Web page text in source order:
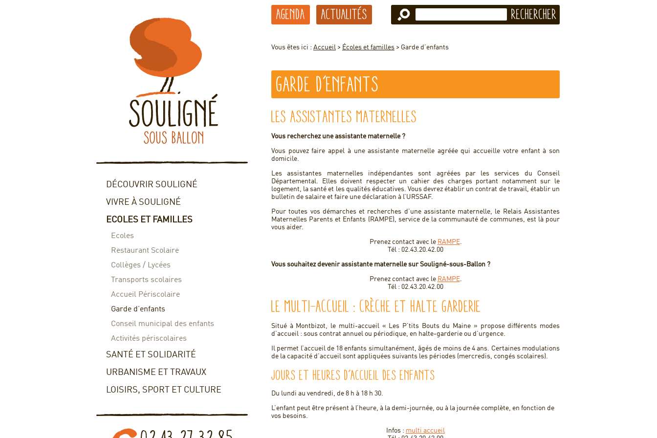
DÉCOUVRIR SOULIGNÉ
VIVRE À SOULIGNÉ
ECOLES ET FAMILLES
Ecoles
Restaurant Scolaire
Collèges / Lycées
Transports scolaires
Accueil Périscolaire
Garde d’enfants
Conseil municipal des enfants
Activités périscolaires
SANTÉ ET SOLIDARITÉ
URBANISME ET TRAVAUX
LOISIRS, SPORT ET CULTURE
Agenda Actualités
Vous êtes ici : Accueil > Écoles et familles > Garde d’enfants
Garde d’enfants
Les assistantes maternelles
Vous recherchez une assistante maternelle ?
Vous pouvez faire appel à une assistante maternelle agréée qui accueille votre enfant à son
domicile.
Les assistantes maternelles indépendantes sont agréées par les services du Conseil
Départemental. Elles doivent respecter un cahier des charges portant notamment sur le
logement, la santé et les qualités éducatives. Vous devrez établir un contrat de travail, établir un
bulletin de salaire et faire une déclaration à l’URSSAF.
Pour toutes vos démarches et recherches d’une assistante maternelle, le Relais Assistantes
Maternelles Parents et Enfants (RAMPE), service de la communauté de communes, est là pour
vous aider.
Prenez contact avec le RAMPE.
Tél : 02.43.20.42.00
Vous souhaitez devenir assistante maternelle sur Souligné-sous-Ballon ?
Prenez contact avec le RAMPE.
Tél : 02.43.20.42.00
Le multi-accueil : crèche et halte garderie
Situé à Montbizot, le multi-accueil « Les P’tits Bouts du Maine » propose différents modes
d’accueil : sous contrat annuel ou périodique, en halte-garderie ou d’urgence.
Il permet l’accueil de 18 enfants simultanément, âgés de moins de 4 ans. Certaines modulations
de la capacité d’accueil sont appliquées suivants les périodes (mercredis, congés scolaires).
Jours et heures d’accueil des enfants
Du lundi au vendredi, de 8 h à 18 h 30.
L’enfant peut être présent à l’heure, à la demi-journée, ou à la journée complète, en fonction de
vos besoins.
Infos : multi accueil